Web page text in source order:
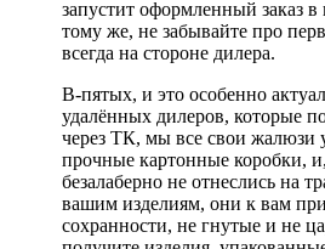
запустит оформленный заказ
тому же, не забывайте про
всегда на стороне дилера.
В-пятых, и это особенно
удалённых дилеров, которые
через ТК, мы все свои жалюзи
прочные картонные коробки,
безалаберно не отнеслись на
вашим изделиям, они к вам
сохранности, не гнутые и не